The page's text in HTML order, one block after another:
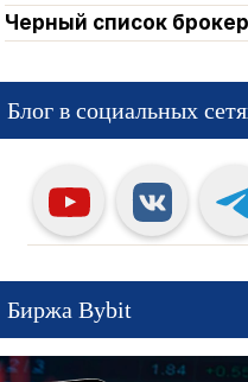
Черный список
Блог в социальных
Биржа Bybit